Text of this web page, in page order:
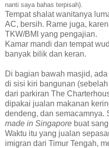
nanti saya bahas terpisah).
Tempat shalat wanitanya
AC, bersih. Rame juga,
TKW/BMI yang pengajian.
Kamar mandi dan tempat
banyak bilik dan keran.
Di bagian bawah masjid,
di sisi kiri bangunan
dari parkiran The
dipakai jualan makanan
dendeng, dan semacamnya.
made in Singapore buat
Waktu itu yang jualan
imigran dari Timur Tengah,